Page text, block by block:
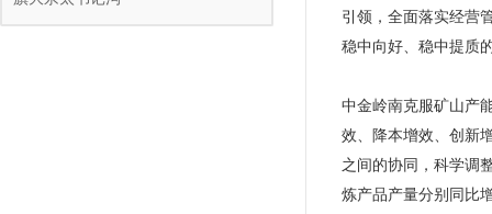
引领，全面落实经营
稳中向好、稳中提质
中金岭南克服矿山产
效、降本增效、创新
之间的协同，科学调
炼产品产量分别同比